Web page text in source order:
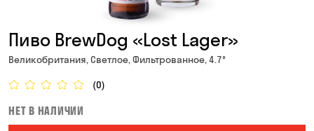
Пиво BrewDog «Lost Lager»
Великобритания, Светлое, Фильтрованное, 4.7°
(0)
НЕТ В НАЛИЧИИ